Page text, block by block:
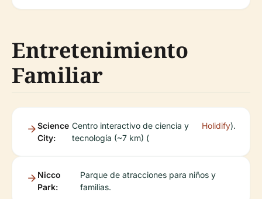
Entretenimiento
Familiar
Science
City:
Centro interactivo de ciencia y
tecnología (~7 km) (
Holidify).
Nicco
Park:
Parque de atracciones para niños y
familias.